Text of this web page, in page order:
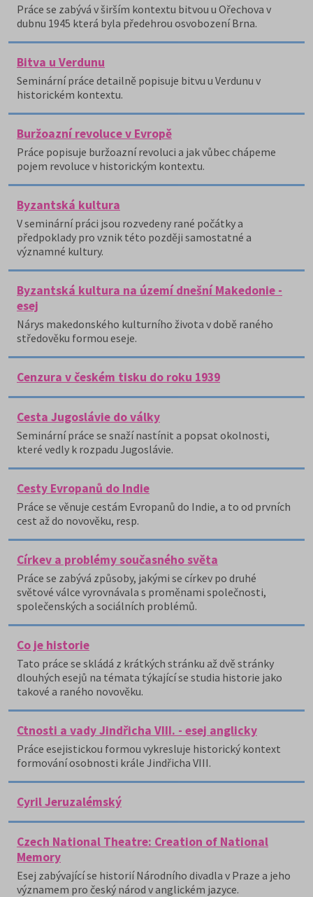
Práce se zabývá v širším kontextu bitvou u Ořechova v
dubnu 1945 která byla předehrou osvobození Brna.
Bitva u Verdunu
Seminární práce detailně popisuje bitvu u Verdunu v
historickém kontextu.
Buržoazní revoluce v Evropě
Práce popisuje buržoazní revoluci a jak vůbec chápeme
pojem revoluce v historickým kontextu.
Byzantská kultura
V seminární práci jsou rozvedeny rané počátky a
předpoklady pro vznik této později samostatné a
významné kultury.
Byzantská kultura na území dnešní Makedonie -
esej
Nárys makedonského kulturního života v době raného
středověku formou eseje.
Cenzura v českém tisku do roku 1939
Cesta Jugoslávie do války
Seminární práce se snaží nastínit a popsat okolnosti,
které vedly k rozpadu Jugoslávie.
Cesty Evropanů do Indie
Práce se věnuje cestám Evropanů do Indie, a to od prvních
cest až do novověku, resp.
Církev a problémy současného světa
Práce se zabývá způsoby, jakými se církev po druhé
světové válce vyrovnávala s proměnami společnosti,
společenských a sociálních problémů.
Co je historie
Tato práce se skládá z krátkých stránku až dvě stránky
dlouhých esejů na témata týkající se studia historie jako
takové a raného novověku.
Ctnosti a vady Jindřicha VIII. - esej anglicky
Práce esejistickou formou vykresluje historický kontext
formování osobnosti krále Jindřicha VIII.
Cyril Jeruzalémský
Czech National Theatre: Creation of National
Memory
Esej zabývající se historií Národního divadla v Praze a jeho
významem pro český národ v anglickém jazyce.